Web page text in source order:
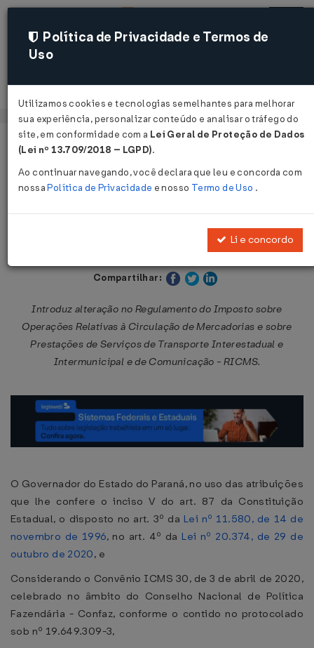
Acessar
Página Inicial Legislações
Decreto Nº 287 DE 27/01/2023
Publicado no DOE - PR em 27 jan 2023
Compartilhar:
Introduz alteração no Regulamento do Imposto sobre
Operações Relativas à Circulação de Mercadorias e sobre
Prestações de Serviços de Transporte Interestadual e
Intermunicipal e de Comunicação - RICMS.
O Governador do Estado do Paraná, no uso das atribuições
que lhe confere o inciso V do art. 87 da Constituição
Estadual, o disposto no art. 3º da Lei nº 11.580, de 14 de
novembro de 1996, no art. 4º da Lei nº 20.374, de 29 de
outubro de 2020, e
Considerando o Convênio ICMS 30, de 3 de abril de 2020,
celebrado no âmbito do Conselho Nacional de Política
Fazendária - Confaz, conforme o contido no protocolado
sob nº 19.649.309-3,
Política de Privacidade e Termos de
Uso
Utilizamos cookies e tecnologias semelhantes para melhorar
sua experiência, personalizar conteúdo e analisar o tráfego do
site, em conformidade com a Lei Geral de Proteção de Dados
(Lei nº 13.709/2018 – LGPD).
Ao continuar navegando, você declara que leu e concorda com
nossaPolítica de Privacidade e nosso Termo de Uso .
Li e concordo